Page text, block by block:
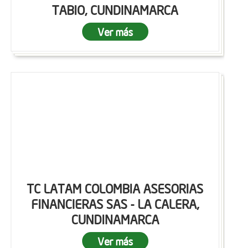
TABIO, CUNDINAMARCA
Ver más
TC LATAM COLOMBIA ASESORIAS
FINANCIERAS SAS - LA CALERA,
CUNDINAMARCA
Ver más